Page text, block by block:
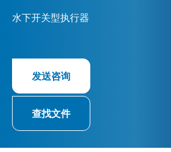
水下开关型执行器
发送咨询
查找文件